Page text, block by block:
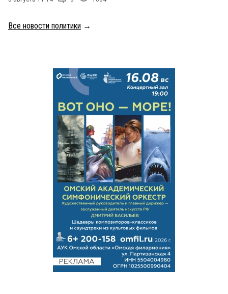
Все новости политики →